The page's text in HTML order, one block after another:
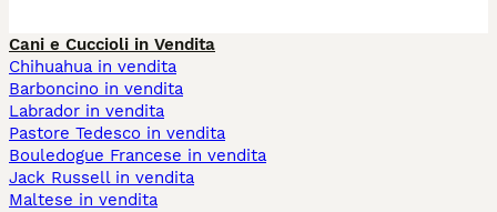
Cani e Cuccioli in Vendita
Chihuahua in vendita
Barboncino in vendita
Labrador in vendita
Pastore Tedesco in vendita
Bouledogue Francese in vendita
Jack Russell in vendita
Maltese in vendita